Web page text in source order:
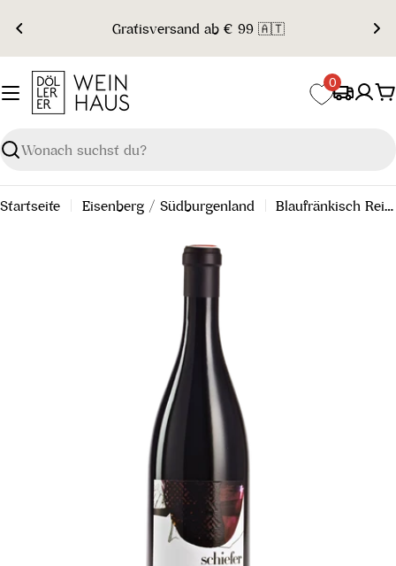
Inhalt
springen
Gratisversand ab € 99 🇦🇹
Suchen
0
Startseite Eisenberg / Südburgenland Blaufränkisch Reihburg "R" 2012